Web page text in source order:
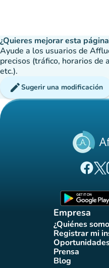
¿Quieres mejorar esta
Ayude a los usuarios de
precisos (tráfico, horarios de
etc.).
editSugerir una modificación
Empresa
¿Quiénes
Registrar mi
Prensa(nueva
Blog(nueva